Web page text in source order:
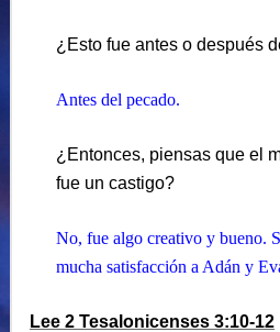
¿Esto fue antes o después
Antes del pecado.
¿Entonces, piensas que el
fue un castigo?
No, fue algo creativo y bueno.
mucha satisfacción a Adán y
Lee 2 Tesalonicenses 3:10-12